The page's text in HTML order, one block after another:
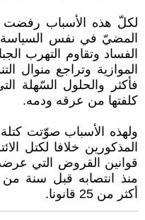
لكلّ هذه الأسباب رفضت
المضيّ في نفس السياسة
الفساد وتقاوم التهرب
الموازية وتراجع منوال
فأكثر والحلول السّهلة
كلفتها من عرقه ودمه.
ولهذه الأسباب صوّتت
المذكورين خلافا لكتل
قوانين القروض التي
منذ انتصابه قبل سنة من
أكثر من 25 قانونا.